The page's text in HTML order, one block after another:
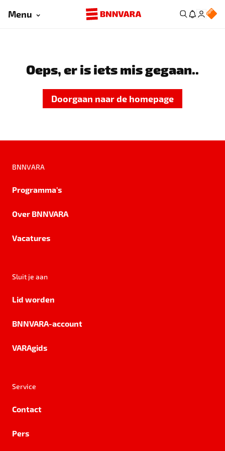
Menu
Oeps, er is iets mis gegaan..
Doorgaan naar de homepage
BNNVARA
Programma's
Over BNNVARA
Vacatures
Sluit je aan
Lid worden
BNNVARA-account
VARAgids
Service
Contact
Pers